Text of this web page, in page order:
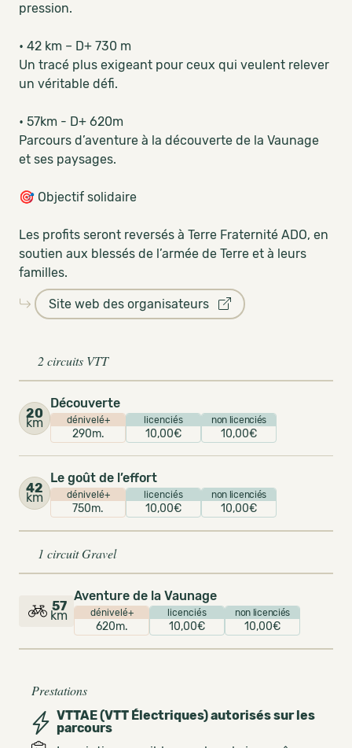
pression.
• 42 km – D+ 730 m
Un tracé plus exigeant pour ceux qui veulent relever
un véritable défi.
• 57km - D+ 620m
Parcours d’aventure à la découverte de la Vaunage
et ses paysages.
🎯 Objectif solidaire
Les profits seront reversés à Terre Fraternité ADO, en
soutien aux blessés de l’armée de Terre et à leurs
familles.
Site web des organisateurs
2 circuits VTT
20
km
Découverte
dénivelé+
290m.
licenciés
10,00€
non licenciés
10,00€
42
km
Le goût de l’effort
dénivelé+
750m.
licenciés
10,00€
non licenciés
10,00€
1 circuit Gravel
57
km
Aventure de la Vaunage
dénivelé+
620m.
licenciés
10,00€
non licenciés
10,00€
Prestations
VTTAE (VTT Électriques) autorisés sur les
parcours